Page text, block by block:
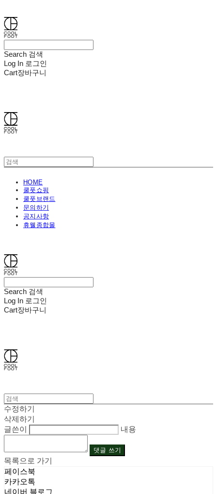
Search 검색
Log In 로그인
Cart장바구니
HOME
쿨풋쇼핑
쿨풋브랜드
문의하기
공지사항
휴웰종합몰
Search 검색
Log In 로그인
Cart장바구니
수정하기
삭제하기
글쓴이
내용
댓글 쓰기
목록으로 가기
페이스북
카카오톡
네이버 블로그